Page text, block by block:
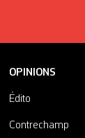
OPINIONS
Édito
Contrechamp